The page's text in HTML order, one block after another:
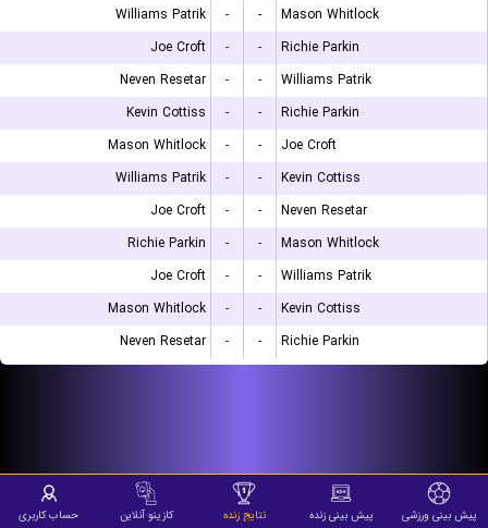
Williams Patrik
- -
Mason Whitlock
Joe Croft
- -
Richie Parkin
Neven Resetar
- -
Williams Patrik
Kevin Cottiss
- -
Richie Parkin
Mason Whitlock
- -
Joe Croft
Williams Patrik
- -
Kevin Cottiss
Joe Croft
- -
Neven Resetar
Richie Parkin
- -
Mason Whitlock
Joe Croft
- -
Williams Patrik
Mason Whitlock
- -
Kevin Cottiss
Neven Resetar
- - Richie Parkin
پیش بینی ورزشی پیش بینی زنده نتایج زنده کازینو آنلاین حساب کاربری